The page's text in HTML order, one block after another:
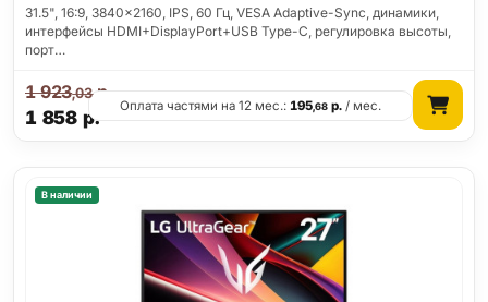
31.5", 16:9, 3840x2160, IPS, 60 Гц, VESA Adaptive-Sync, динамики,
интерфейсы HDMI+DisplayPort+USB Type-C, регулировка высоты,
порт…
1 858 р.
1 923,03р.
Оплата частями на 12 мес.:195,68 р. / мес.
В наличии